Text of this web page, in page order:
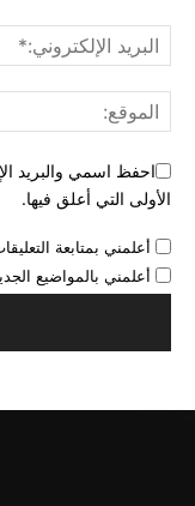
احفظ اسمي والبريد
الأولى التي أعلق فيها.
أعلمني بمتابعة
أعلمني بالمواضيع